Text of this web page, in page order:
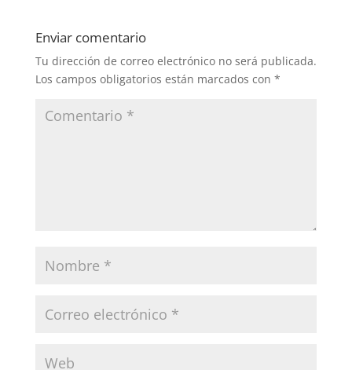
Enviar comentario
Tu dirección de correo electrónico no será publicada.
Los campos obligatorios están marcados con *